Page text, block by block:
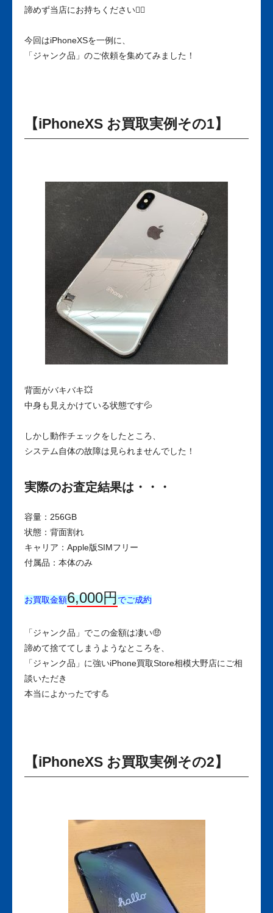
諦めず当店にお持ちください💁‍♀️
今回はiPhoneXSを一例に、
「ジャンク品」のご依頼を集めてみました！
【iPhoneXS お買取実例その1】
背面がバキバキ💥
中身も見えかけている状態です💦
しかし動作チェックをしたところ、
システム自体の故障は見られませんでした！
実際のお査定結果は・・・
容量：256GB
状態：背面割れ
キャリア：Apple版SIMフリー
付属品：本体のみ
お買取金額6,000円でご成約
「ジャンク品」でこの金額は凄い🤑
諦めて捨ててしまうようなところを、
「ジャンク品」に強いiPhone買取Store相模大野店にご相
談いただき
本当によかったです💪
【iPhoneXS お買取実例その2】